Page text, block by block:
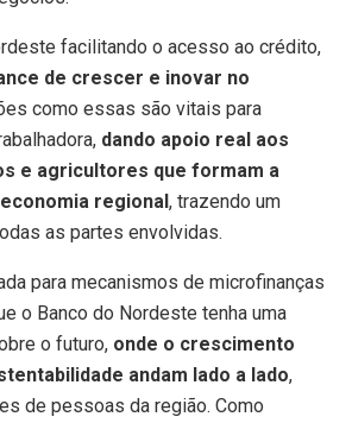
facilitando o acesso ao crédito,
de crescer e inovar no
como essas são vitais para
dando apoio real aos
e agricultores que formam a
regional, trazendo um
as partes envolvidas.
para mecanismos de microfinanças
o Banco do Nordeste tenha uma
o futuro, onde o crescimento
andam lado a lado,
de pessoas da região. Como